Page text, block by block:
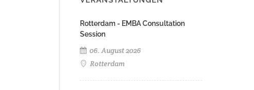
Rotterdam - EMBA Consultation
Session
06. August 2026
Rotterdam